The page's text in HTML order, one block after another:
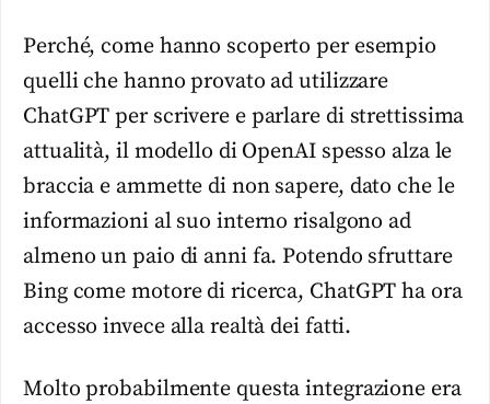
Perché, come hanno scoperto per esempio
quelli che hanno provato ad utilizzare
ChatGPT per scrivere e parlare di strettissima
attualità, il modello di OpenAI spesso alza le
braccia e ammette di non sapere, dato che le
informazioni al suo interno risalgono ad
almeno un paio di anni fa. Potendo sfruttare
Bing come motore di ricerca, ChatGPT ha ora
accesso invece alla realtà dei fatti.
Molto probabilmente questa integrazione era